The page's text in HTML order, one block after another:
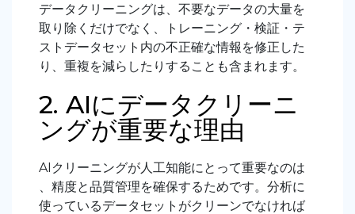
データクリーニングは、不要なデータの大量を
取り除くだけでなく、トレーニング・検証・テ
ストデータセット内の不正確な情報を修正した
り、重複を減らしたりすることも含まれます。
2. AIにデータクリーニ
ングが重要な理由
AIクリーニングが人工知能にとって重要なのは
、精度と品質管理を確保するためです。分析に
使っているデータセットがクリーンでなければ